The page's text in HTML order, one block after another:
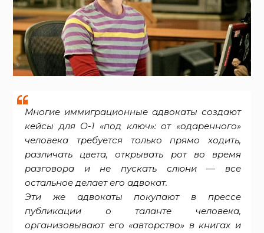
Многие иммиграционные адвокаты создают
кейсы для О-1 «под ключ»: от «одаренного»
человека требуется только прямо ходить,
различать цвета, открывать рот во время
разговора и не пускать слюни — все
остальное делает его адвокат.
Эти же адвокаты покупают в прессе
публикации о таланте человека,
организовывают его «авторство» в книгах и